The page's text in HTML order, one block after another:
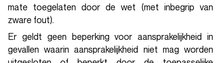
mate toegelaten door de wet (met inbegrip van
zware fout).
Er geldt geen beperking voor aansprakelijkheid in
gevallen waarin aansprakelijkheid niet mag worden